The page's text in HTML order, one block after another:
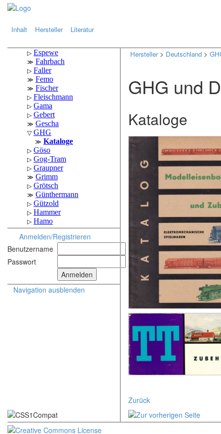
Inhalt Hersteller Literatur
Anmelden/Registrieren
Benutzername
Passwort
Navigation ausblenden
Hersteller> Deutschland >
GHG und
Kataloge
Zurück